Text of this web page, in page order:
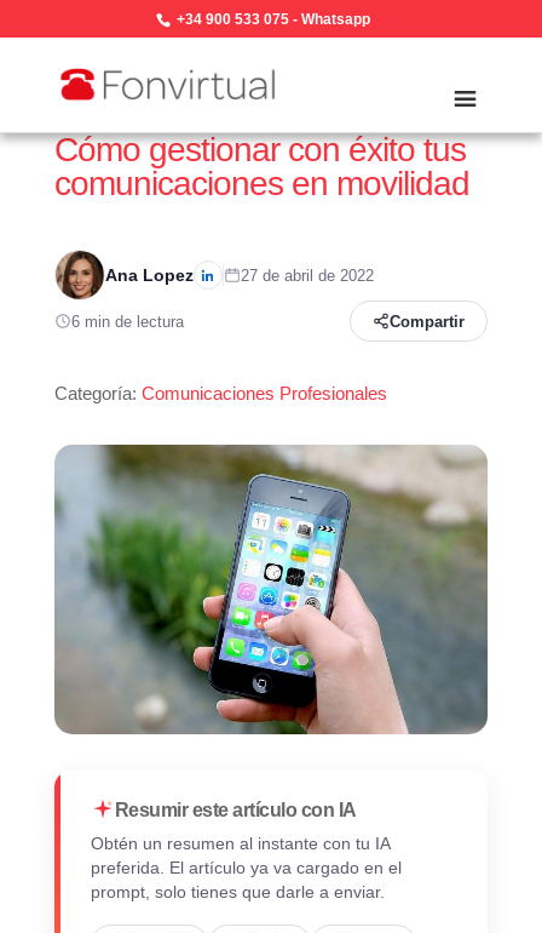
+34 900 533 075- Whatsapp
Cómo gestionar con éxito tus
comunicaciones en movilidad
Ana Lopez 27 de abril de 2022
6 min de lectura Compartir
Categoría: Comunicaciones Profesionales
Resumir este artículo con IA
Obtén un resumen al instante con tu IA
preferida. El artículo ya va cargado en el
prompt, solo tienes que darle a enviar.